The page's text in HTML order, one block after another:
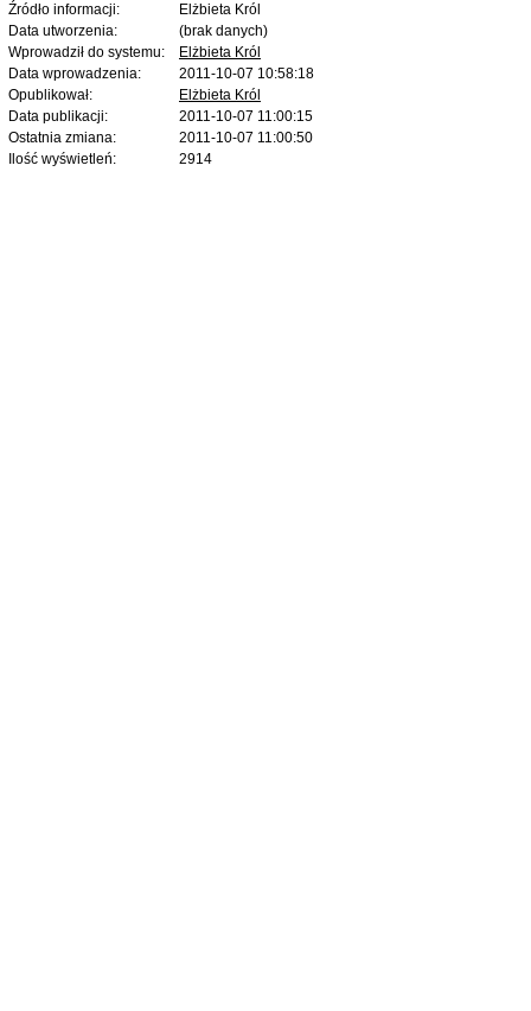
Źródło informacji:
Elżbieta Król
Data utworzenia:
(brak danych)
Wprowadził do systemu:
Elżbieta Król
Data wprowadzenia:
2011-10-07 10:58:18
Opublikował:
Elżbieta Król
Data publikacji:
2011-10-07 11:00:15
Ostatnia zmiana:
2011-10-07 11:00:50
Ilość wyświetleń:
2914